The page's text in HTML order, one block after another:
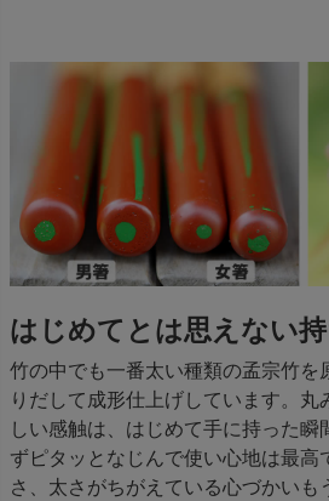
はじめてとは思えない
竹の中でも一番太い種類の孟宗竹を
りだして成形仕上げしています。丸
しい感触は、はじめて手に持った瞬
ずピタッとなじんで使い心地は最高
さ、太さがちがえている心づかいも